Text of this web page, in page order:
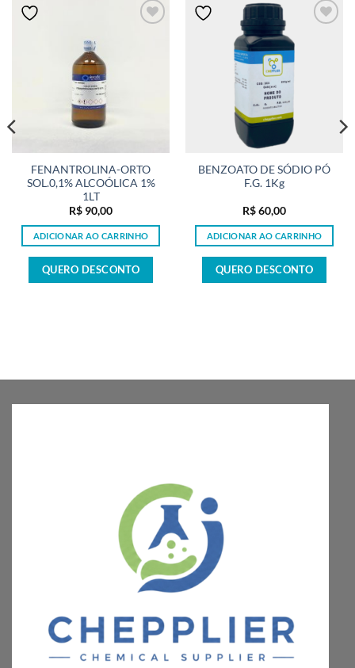
FENANTROLINA-ORTO
SOL.0,1% ALCOÓLICA 1%
1LT
R$ 90,00
ADICIONAR AO CARRINHO
QUERO DESCONTO
BENZOATO DE SÓDIO PÓ
F.G. 1Kg
R$60,00
ADICIONAR AO CARRINHO
QUERO DESCONTO